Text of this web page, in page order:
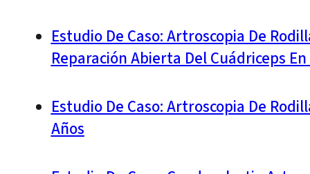
Estudio De Caso: Artroscopia De
Reparación Abierta Del Cuádriceps
Estudio De Caso: Artroscopia De
Años